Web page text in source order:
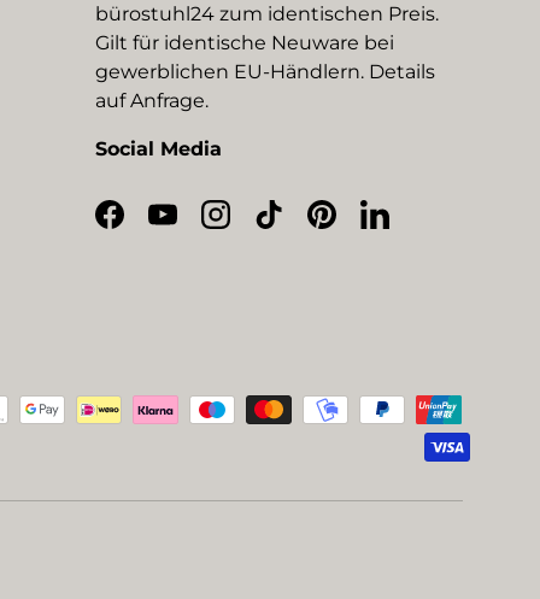
bürostuhl24 zum identischen Preis.
Gilt für identische Neuware bei
gewerblichen EU-Händlern. Details
auf Anfrage.
Social Media
Facebook
YouTubeInstagram
TikTokPinterestLinkedIn